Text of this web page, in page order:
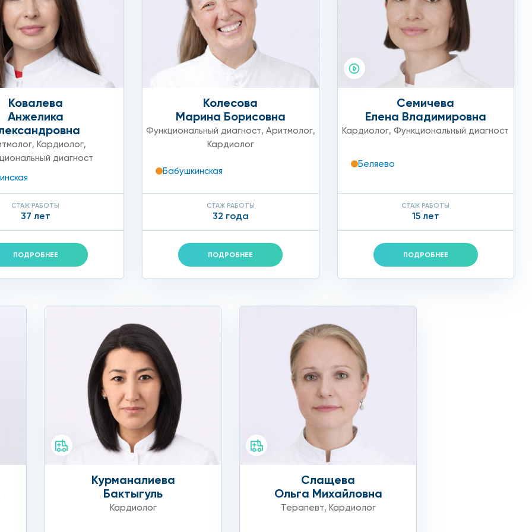
врачи ангионеврологи, кардиологи, сосудистые хирурги. Они проведут осмотр, соберут анамнез и
контраста;
бляшки.
способом, суть его в увеличении просвета артерии и улучшении кровотока.
сосудов
недуга. К ним относятся:
Ковалева
Анжелика
, Кардиолог,
диагност
СТАЖ РАБОТЫ
37 лет
ПОДРОБНЕЕ
Колесова
Марина Борисовна
Функциональный диагност, Аритмолог,
Кардиолог
Бабушкинская
СТАЖ РАБОТЫ
32 года
ПОДРОБНЕЕ
Семичева
Елена Владимировна
Кардиолог,Функциональный диагност
Беляево
СТАЖ РАБОТЫ
15 лет
ПОДРОБНЕЕ
Курманалиева
Бактыгуль
Кардиолог
Слащева
Ольга Михайловна
Терапевт, Кардиолог